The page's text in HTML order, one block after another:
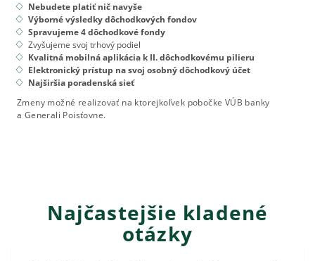
Nebudete platiť nič navyše
Výborné výsledky dôchodkových fondov
Spravujeme 4 dôchodkové fondy
Zvyšujeme svoj trhový podiel
Kvalitná mobilná aplikácia k II. dôchodkovému pilieru
Elektronický prístup na svoj osobný dôchodkový účet
Najširšia poradenská sieť
Zmeny možné realizovať na ktorejkoľvek pobočke VÚB banky
a Generali Poisťovne.
Najčastejšie kladené
otázky